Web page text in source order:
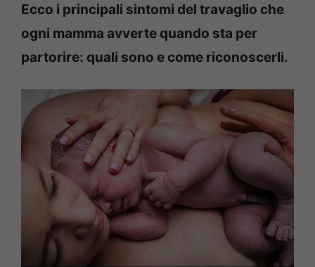
Ecco i principali sintomi del travaglio che
ogni mamma avverte quando sta per
partorire: quali sono e come riconoscerli.